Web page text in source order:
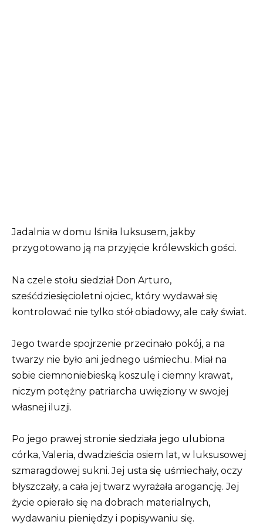
Jadalnia w domu lśniła luksusem, jakby
przygotowano ją na przyjęcie królewskich gości.
Na czele stołu siedział Don Arturo,
sześćdziesięcioletni ojciec, który wydawał się
kontrolować nie tylko stół obiadowy, ale cały świat.
Jego twarde spojrzenie przecinało pokój, a na
twarzy nie było ani jednego uśmiechu. Miał na
sobie ciemnoniebieską koszulę i ciemny krawat,
niczym potężny patriarcha uwięziony w swojej
własnej iluzji.
Po jego prawej stronie siedziała jego ulubiona
córka, Valeria, dwadzieścia osiem lat, w luksusowej
szmaragdowej sukni. Jej usta się uśmiechały, oczy
błyszczały, a cała jej twarz wyrażała arogancję. Jej
życie opierało się na dobrach materialnych,
wydawaniu pieniędzy i popisywaniu się.